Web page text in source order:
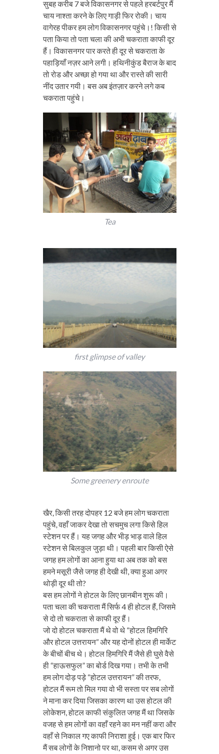
सुबह करीब 7 बजे विकासनगर से पहले हरबर्टपुर मैं
चाय नाश्ता करने के लिए गाड़ी फिर रोकी। चाय
वागेरह पीकर हम लोग विकासनगर पहुंचे।! किसी से
पता किया तो पता चला की अभी चकराता काफी दूर
हैं। विकासनगर पार करते ही दूर से चकराता के
पहाड़ियाँ नज़र आने लगी। हथिनीकुंड बैराज के बाद
तो रोड और अच्छा हो गया था और रास्ते की सारी
नींद उतार गयी। बस अब इंतज़ार करने लगे कब
चकराता पहुंचे।
Tea
first glimpse of valley
Some greenery enroute
खैर, किसी तरह दोपहर 12 बजे हम लोग चकराता
पहुंचे, वहाँ जाकर देखा तो सचमुच लगा किसे हिल
स्टेशन पर हैं। यह जगह और भीड़ भाड़ वाले हिल
स्टेशन से बिलकुल जुड़ा थी। पहली बार किसी ऐसे
जगह हम लोगों का आना हुया था अब तक को बस
हमने मसूरी जैसे जगह ही देखी थी, क्या हुआ अगर
थोड़ी दूर थी तो?
बस हम लोगों ने होटल के लिए छानबीन शुरू की।
पता चला की चकराता मैं सिर्फ 4 ही होटल हैं, जिसमे
से दो तो चकराता से काफी दूर हैं।
जो दो होटल चकराता मैं थे वो थे “होटल हिमगिरि
और होटल उत्तरायन” और यह दोनों होटल ही मार्केट
के बीचों बीच थे। होटल हिमगिरि मैं जैसे ही घुसे वैसे
ही “हाऊसफुल” का बोर्ड दिख गया। तभी के तभी
हम लोग दोड़ पड़े “होटल उत्तरायन” की तरफ,
होटल मैं रूम तो मिल गया वो भी सस्ता पर सब लोगों
ने माना कर दिया जिसका कारण था उस होटल की
लोकेशन, होटल काफी संकुलित जगह मैं था जिसके
वजह से हम लोगों का वहाँ रहने का मन नहीं करा और
वहाँ से निकाल गए काफी निराशा हुई। एक बार फिर
मैं सब लोगों के निशानो पर था, कसम से अगर उस